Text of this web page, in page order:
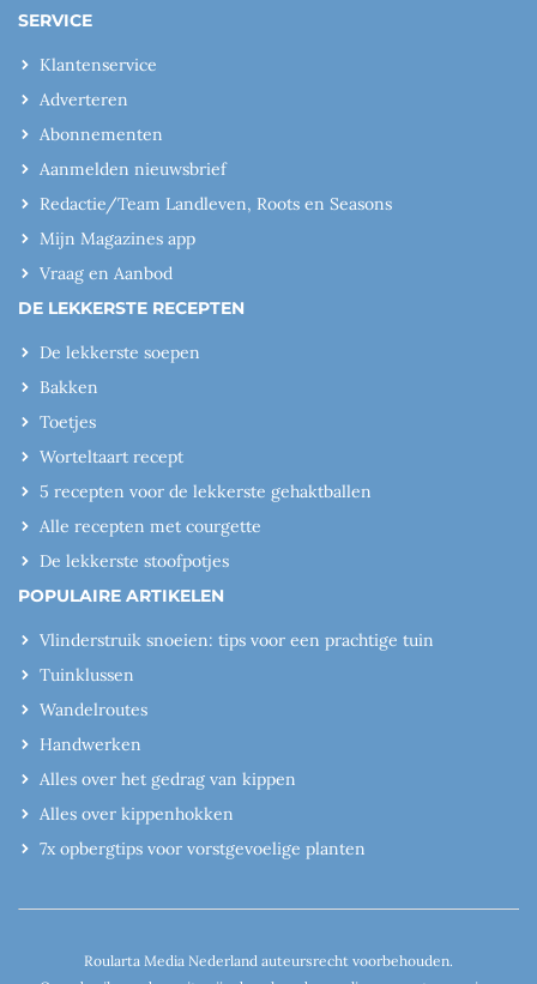
SERVICE
Klantenservice
Adverteren
Abonnementen
Aanmelden nieuwsbrief
Redactie/Team Landleven, Roots en Seasons
Mijn Magazines app
Vraag en Aanbod
DE LEKKERSTE RECEPTEN
De lekkerste soepen
Bakken
Toetjes
Worteltaart recept
5 recepten voor de lekkerste gehaktballen
Alle recepten met courgette
De lekkerste stoofpotjes
POPULAIRE ARTIKELEN
Vlinderstruik snoeien: tips voor een prachtige tuin
Tuinklussen
Wandelroutes
Handwerken
Alles over het gedrag van kippen
Alles over kippenhokken
7x opbergtips voor vorstgevoelige planten
Roularta Media Nederland auteursrecht voorbehouden.